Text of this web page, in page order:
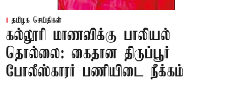
தமிழக செய்திகள்
கல்லூரி மாணவிக்கு பாலியல்
தொல்லை: கைதான திருப்பூர்
போலீஸ்காரர் பணியிடை நீக்கம்